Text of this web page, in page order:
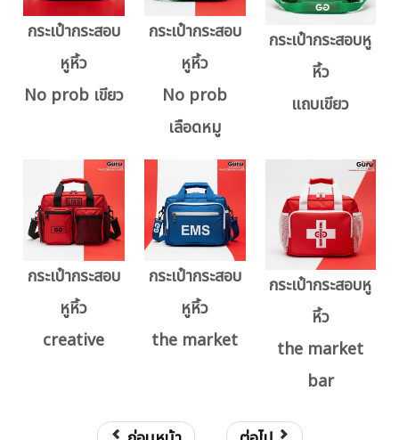
กระเป๋ากระสอบ
หูหิ้ว
No prob เขียว
กระเป๋ากระสอบ
หูหิ้ว
No prob
เลือดหมู
กระเป๋ากระสอบหู
หิ้ว
แถบเขียว
กระเป๋ากระสอบ
หูหิ้ว
creative
กระเป๋ากระสอบ
หูหิ้ว
the market
กระเป๋ากระสอบหู
หิ้ว
the market
bar